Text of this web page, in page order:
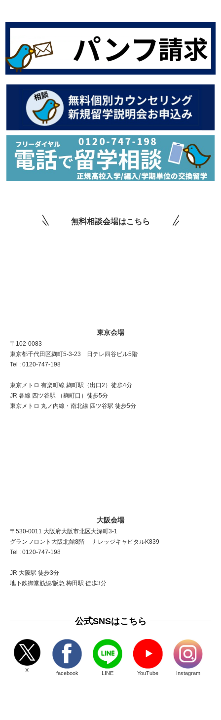
無料相談会場はこちら
東京会場
〒102-0083
東京都千代田区麹町5-3-23 日テレ四谷ビル5階
Tel : 0120-747-198
東京メトロ 有楽町線 麹町駅（出口2）徒歩4分
JR 各線 四ツ谷駅 （麹町口）徒歩5分
東京メトロ 丸ノ内線・南北線 四ツ谷駅 徒歩5分
大阪会場
〒530-0011 大阪府大阪市北区大深町3-1
グランフロント大阪北館8階 ナレッジキャピタルK839
Tel : 0120-747-198
JR 大阪駅 徒歩3分
地下鉄御堂筋線/阪急 梅田駅 徒歩3分
公式SNSはこちら
X facebook LINE YouTube Instagram